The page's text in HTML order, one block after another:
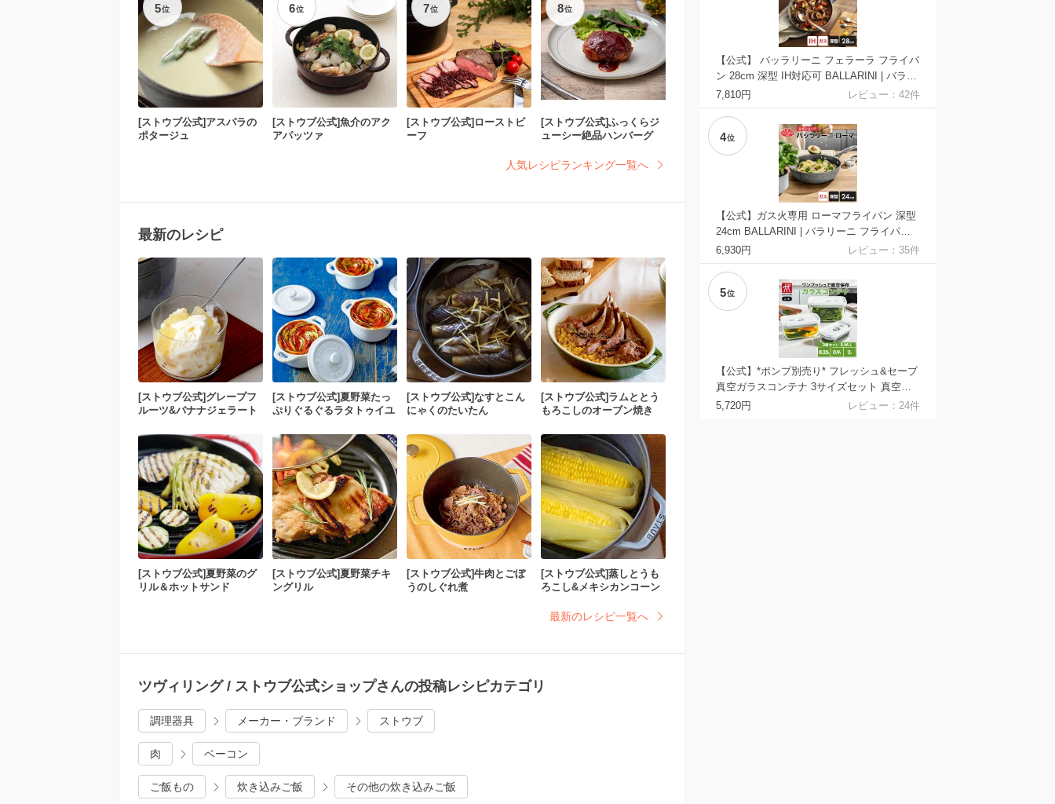
5位
[ストウブ公式]アスパラの
ポタージュ
6位
[ストウブ公式]魚介のアク
アパッツァ
7位
[ストウブ公式]ローストビ
ーフ
8位
[ストウブ公式]ふっくらジ
ューシー絶品ハンバーグ
人気レシピランキング一覧へ
最新のレシピ
[ストウブ公式]グレープフ
ルーツ&バナナジェラート
[ストウブ公式]夏野菜たっ
ぷりぐるぐるラタトゥイユ
[ストウブ公式]なすとこん
にゃくのたいたん
[ストウブ公式]ラムととう
もろこしのオーブン焼き
[ストウブ公式]夏野菜のグ
リル＆ホットサンド
[ストウブ公式]夏野菜チキ
ングリル
[ストウブ公式]牛肉とごぼ
うのしぐれ煮
[ストウブ公式]蒸しとうも
ろこし&メキシカンコーン
最新のレシピ一覧へ
ツヴィリング / ストウブ公式ショップさんの投稿レシピカテゴリ
調理器具 メーカー・ブランド ストウブ
肉 ベーコン
ご飯もの 炊き込みご飯 その他の炊き込みご飯
【公式】 バッラリーニ フェラーラ フライパ
ン 28cm 深型 IH対応可 BALLARINI | バラリ
ーニ フライパン クックウェア 食洗機対応
深型フライパン 深型 長持ち コーティング
単品 キッチングッズ ブランド クッキング
父の日 母の日 内祝い 結婚祝い 送料無料
7,810円 レビュー： 42件
4位
【公式】ガス火専用 ローマフライパン 深型
24cm BALLARINI | バラリーニ フライパン
クックウェア 食洗機対応 深型フライパン 深
型 長持ち コーティング 単品 キッチングッ
ズ ブランド クッキング 父の日 母の日 内祝
い 結婚祝い 送料無料
6,930円 レビュー： 35件
5位
【公式】*ポンプ別売り* フレッシュ&セーブ
真空ガラスコンテナ 3サイズセット 真空保
存 まとめ買い 作り置き 容器 密閉 耐熱ガラ
5,720円 レビュー： 24件